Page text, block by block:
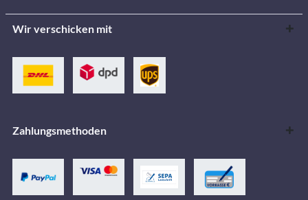
Wir verschicken mit
Zahlungsmethoden